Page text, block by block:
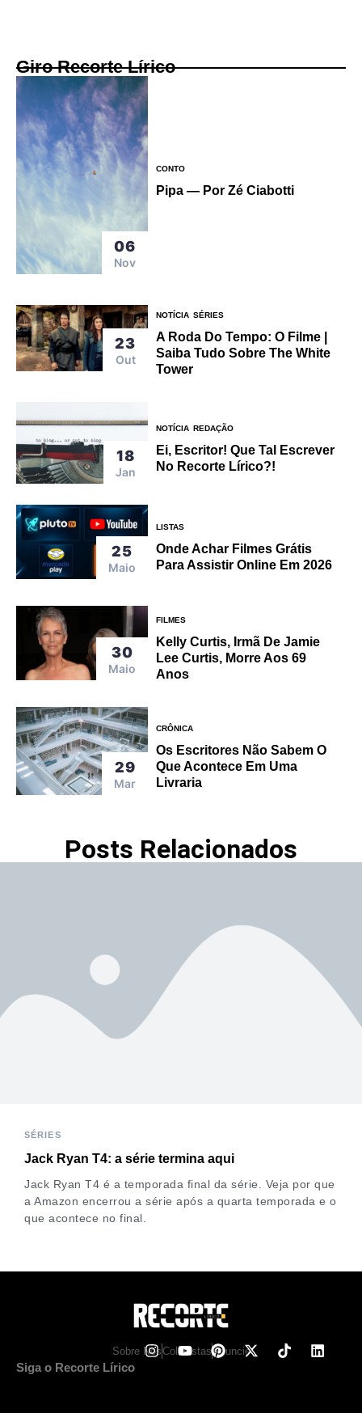
Giro Recorte Lírico
06
Nov
CONTO
Pipa — Por Zé Ciabotti
23
Out
NOTÍCIA SÉRIES
A Roda Do Tempo: O Filme |
Saiba Tudo Sobre The White
Tower
18
Jan
NOTÍCIA REDAÇÃO
Ei, Escritor! Que Tal Escrever
No Recorte Lírico?!
25
Maio
LISTAS
Onde Achar Filmes Grátis
Para Assistir Online Em 2026
30
Maio
FILMES
Kelly Curtis, Irmã De Jamie
Lee Curtis, Morre Aos 69
Anos
29
Mar
CRÔNICA
Os Escritores Não Sabem O
Que Acontece Em Uma
Livraria
Posts Relacionados
SÉRIES
Jack Ryan T4: a série termina aqui
Jack Ryan T4 é a temporada final da série. Veja por que
a Amazon encerrou a série após a quarta temporada e o
que acontece no final.
Sobre NosColunistasAnuncie
Siga o Recorte Lírico